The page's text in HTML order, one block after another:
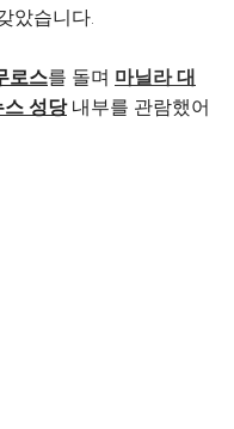
았습니다.
로스를 돌며 마닐라 대
스 성당내부를 관람했어